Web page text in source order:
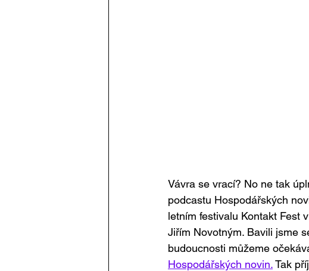
Vávra se vrací? No ne tak
podcastu Hospodářských
letním festivalu Kontakt Fest
Jiřím Novotným. Bavili jsme
budoucnosti můžeme
Hospodářských novin. Tak